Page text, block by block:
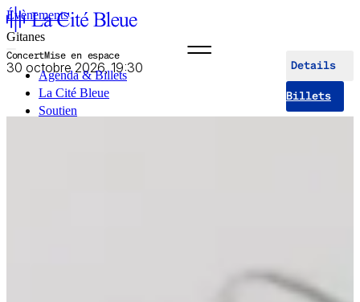
Agenda & Billets
La Cité Bleue
Soutien
Évènements
Gitanes
ConcertMise en espace
30 octobre 2026, 19:30 Details
Billets